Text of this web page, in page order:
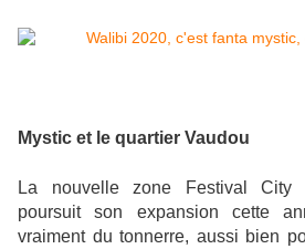
Mystic et le quartier Vaudou
La nouvelle zone Festival City
poursuit son expansion cette
vraiment du tonnerre, aussi bien